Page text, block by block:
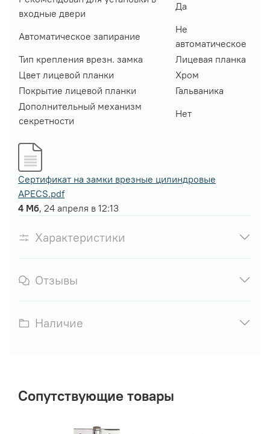
входные двери
Да
Автоматическое запирание
Не
автоматическое
Тип крепления врезн. замка
Лицевая планка
Цвет лицевой планки
Хром
Покрытие лицевой планки
Гальваника
Дополнительный механизм
секретности
Нет
Сертификат на замки врезные цилиндровые
APECS.pdf
4 Мб, 24 апреля в 12:13
Характеристики
Отзывы
Наличие
Сопутствующие товары